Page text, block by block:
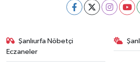
Şanlıurfa Nöbetçi
Eczaneler